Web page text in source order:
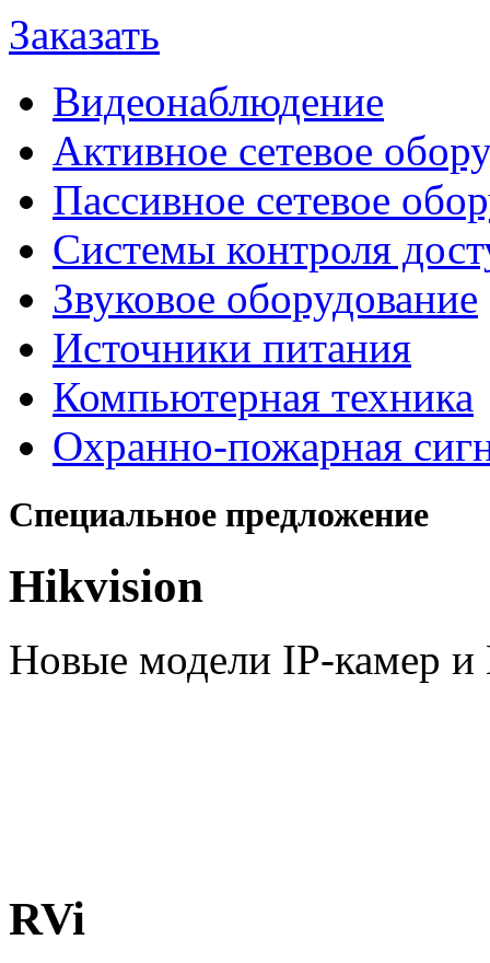
Заказать
Видеонаблюдение
Активное сетевое
Пассивное сетевое
Системы контроля
Звуковое оборудование
Источники питания
Компьютерная техника
Охранно-пожарная
Специальное предложение
Hikvision
Новые модели IP-камер и
RVi